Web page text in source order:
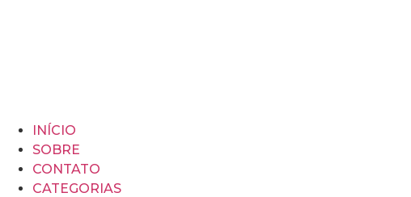
INÍCIO
SOBRE
CONTATO
CATEGORIAS